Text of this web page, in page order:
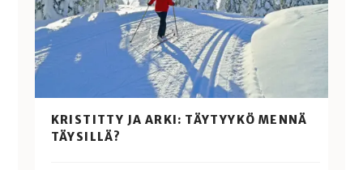
KRISTITTY JA ARKI: TÄYTYYKÖ MENNÄ
TÄYSILLÄ?